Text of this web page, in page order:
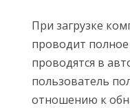
При загрузке
проводит полное
проводятся в
пользователь
отношению к